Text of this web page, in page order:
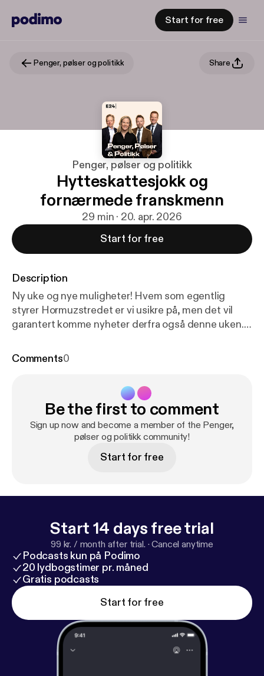
Start for free
Penger, pølser og politikk Share
Penger, pølser og politikk
Hytteskattesjokk og
fornærmede franskmenn
29 min · 20. apr. 2026
Start for free
Description
Ny uke og nye muligheter! Hvem som egentlig
styrer Hormuzstredet er vi usikre på, men det vil
garantert komme nyheter derfra også denne uken.
restaurantnæringen, til enkelte turisters store
hytteskattesjokket som kan komme. Epsisoden
inneholder lydklipp fra NRK.
Comments0
Be the first to comment
Sign up now and become a member of the Penger,
pølser og politikk community!
Start for free
Start 14 days free trial
99 kr. / month after trial. ·Cancel anytime
Podcasts kun på Podimo
20 lydbogstimer pr. måned
Gratis podcasts
Start for free